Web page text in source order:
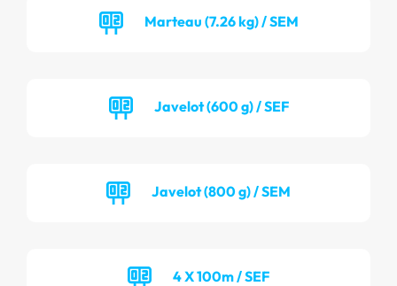
Marteau (7.26 kg) / SEM
Javelot (600 g) / SEF
Javelot (800 g) / SEM
4 X 100m / SEF